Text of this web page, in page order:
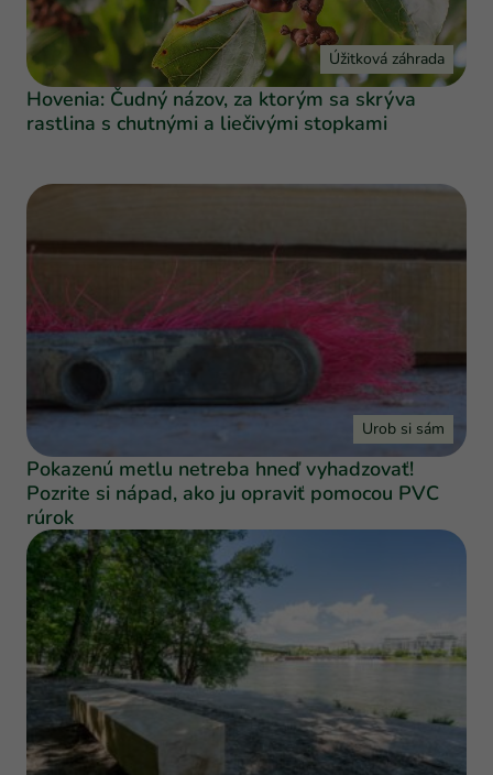
Úžitková záhrada
Hovenia: Čudný názov, za ktorým sa skrýva
rastlina s chutnými a liečivými stopkami
Urob si sám
Pokazenú metlu netreba hneď vyhadzovať!
Pozrite si nápad, ako ju opraviť pomocou PVC
rúrok